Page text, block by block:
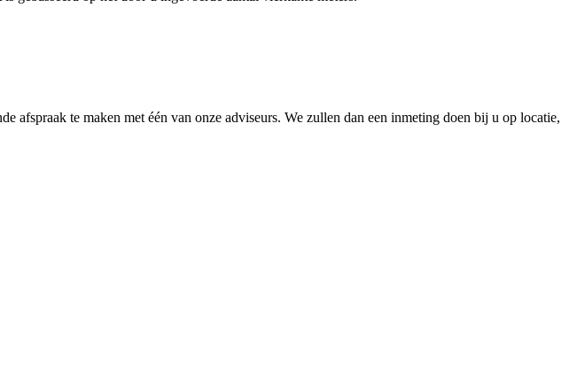
afspraak te maken met één van onze adviseurs. We zullen dan een inmeting doen bij u op locatie,